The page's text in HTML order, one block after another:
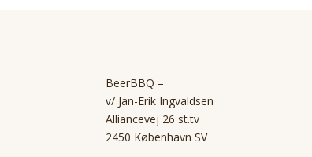
BeerBBQ –
v/ Jan-Erik Ingvaldsen
Alliancevej 26 st.tv
2450 København SV